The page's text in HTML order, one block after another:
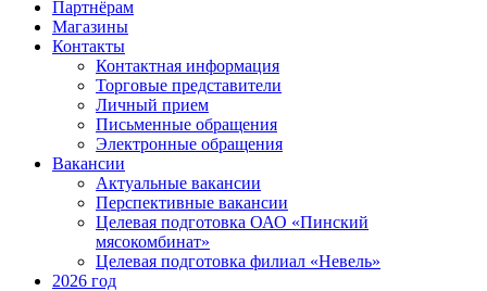
Партнёрам
Магазины
Контакты
Контактная информация
Торговые представители
Личный прием
Письменные обращения
Электронные обращения
Вакансии
Актуальные вакансии
Перспективные вакансии
Целевая подготовка ОАО «Пинский
мясокомбинат»
Целевая подготовка филиал «Невель»
2026 год